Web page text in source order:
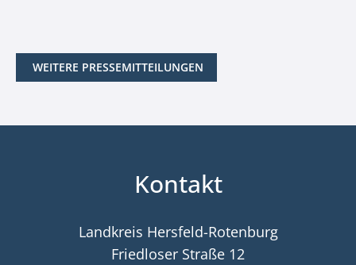
WEITERE PRESSEMITTEILUNGEN
Kontakt
Landkreis Hersfeld-Rotenburg
Friedloser Straße 12